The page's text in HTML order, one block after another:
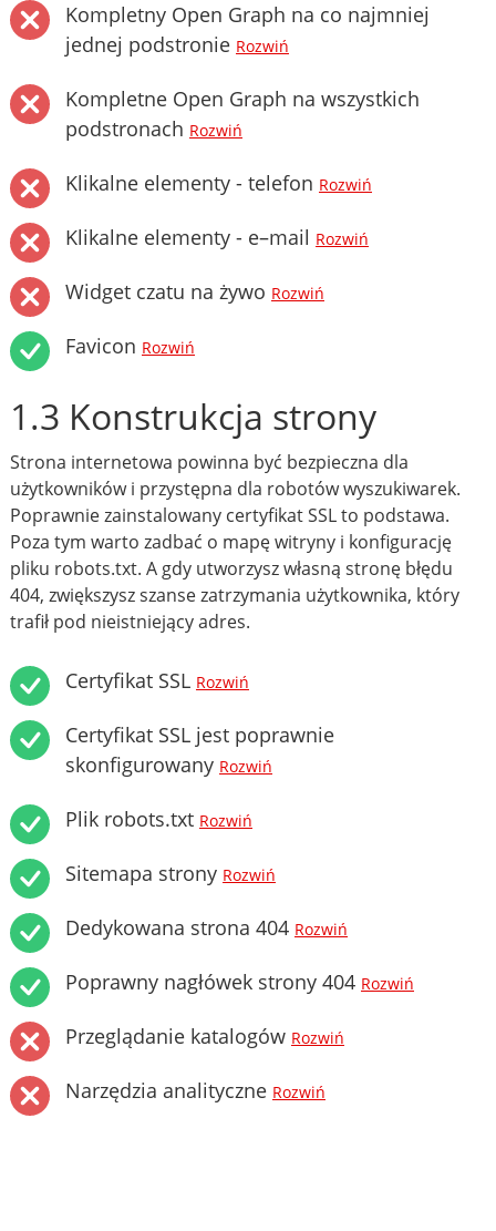
Kompletny Open Graph na co najmniej
jednej podstronie Rozwiń
Kompletne Open Graph na wszystkich
podstronach Rozwiń
Klikalne elementy - telefon Rozwiń
Klikalne elementy - e–mail Rozwiń
Widget czatu na żywo Rozwiń
Favicon Rozwiń
1.3 Konstrukcja strony
Strona internetowa powinna być bezpieczna dla
użytkowników i przystępna dla robotów wyszukiwarek.
Poprawnie zainstalowany certyfikat SSL to podstawa.
Poza tym warto zadbać o mapę witryny i konfigurację
pliku robots.txt. A gdy utworzysz własną stronę błędu
404, zwiększysz szanse zatrzymania użytkownika, który
trafił pod nieistniejący adres.
Certyfikat SSL Rozwiń
Certyfikat SSL jest poprawnie
skonfigurowany Rozwiń
Plik robots.txt Rozwiń
Sitemapa strony Rozwiń
Dedykowana strona 404 Rozwiń
Poprawny nagłówek strony 404 Rozwiń
Przeglądanie katalogów Rozwiń
Narzędzia analityczne Rozwiń